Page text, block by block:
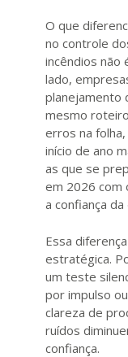
O que
no controle
incêndios
lado,
planejamento
mesmo
erros na
início de ano
as que se
em 2026 com
a confiança
Essa
estratégica.
um teste
por impulso
clareza de
ruídos
confiança.